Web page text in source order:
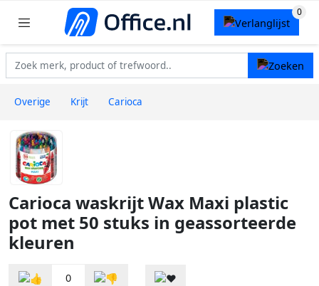
Overige Krijt Carioca
Carioca waskrijt Wax Maxi plastic
pot met 50 stuks in geassorteerde
kleuren
0